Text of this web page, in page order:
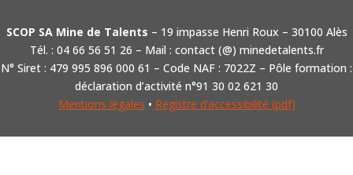
SCOP SA Mine de Talents – 19 impasse Henri Roux – 30100 Alès
Tél. : 04 66 56 51 26 – Mail : contact (@) minedetalents.fr
N° Siret : 479 995 896 000 61 – Code NAF : 7022Z – Pôle formation :
déclaration d’activité n°91 30 02 621 30
Mentions légales • Registre d’accessibilité (pdf)